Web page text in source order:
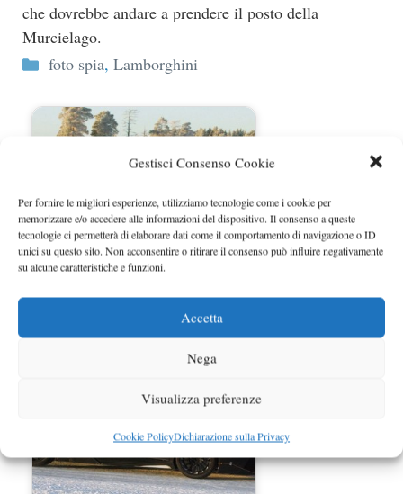
Gestisci Consenso Cookie
Per fornire le migliori esperienze, utilizziamo tecnologie come i cookie per
memorizzare e/o accedere alle informazioni del dispositivo. Il consenso a queste
tecnologie ci permetterà di elaborare dati come il comportamento di navigazione o ID
unici su questo sito. Non acconsentire o ritirare il consenso può influire negativamente
su alcune caratteristiche e funzioni.
Accetta
Nega
Visualizza preferenze
Cookie PolicyDichiarazione sulla Privacy
che dovrebbe andare a prendere il posto della
Murcielago.
Categorie
foto spia, Lamborghini
Lamborghini Jota prime foto spia
dalla Scandinavia